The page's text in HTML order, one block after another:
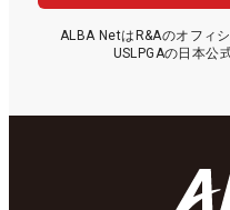
ALBA NetはR&Aのオフィ
USLPGAの日本公